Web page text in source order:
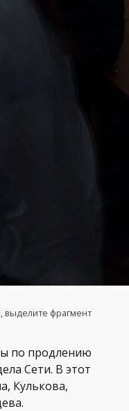
выделите фрагмент
по продлению
Сети. В этот
Кулькова,